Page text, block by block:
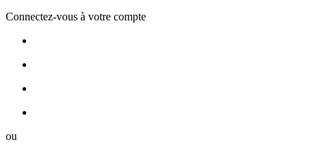
Connectez-vous à votre compte
ou